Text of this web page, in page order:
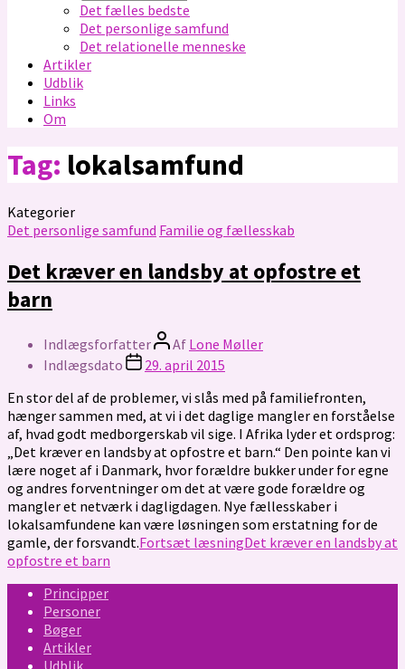
Det fælles bedste
Det personlige samfund
Det relationelle menneske
Artikler
Udblik
Links
Om
Tag: lokalsamfund
Kategorier
Det personlige samfund Familie og fællesskab
Det kræver en landsby at opfostre et
barn
Indlægsforfatter Af Lone Møller
Indlægsdato
29. april 2015
En stor del af de problemer, vi slås med på familiefronten,
hænger sammen med, at vi i det daglige mangler en forståelse
af, hvad godt medborgerskab vil sige. I Afrika lyder et ordsprog:
„Det kræver en landsby at opfostre et barn.“ Den pointe kan vi
lære noget af i Danmark, hvor forældre bukker under for egne
og andres forventninger om det at være gode forældre og
mangler et netværk i dagligdagen. Nye fællesskaber i
lokalsamfundene kan være løsningen som erstatning for de
gamle, der forsvandt.Fortsæt læsningDet kræver en landsby at
opfostre et barn
Principper
Personer
Bøger
Artikler
Udblik